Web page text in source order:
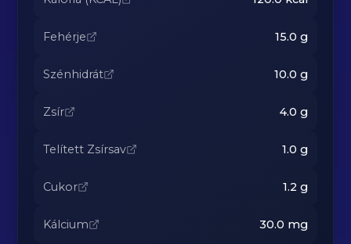
Fehérje 15.0 g
Szénhidrát 10.0 g
Zsír 4.0 g
Telített Zsírsav 1.0 g
Cukor 1.2 g
Kálcium 30.0 mg